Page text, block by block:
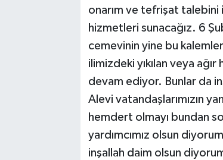
onarım ve tefrişat talebini
hizmetleri sunacağız. 6
cemevinin yine bu
ilimizdeki yıkılan veya
devam ediyor. Bunlar da
Alevi vatandaşlarımızın
hemdert olmayı bundan
yardımcımız olsun
inşallah daim olsun